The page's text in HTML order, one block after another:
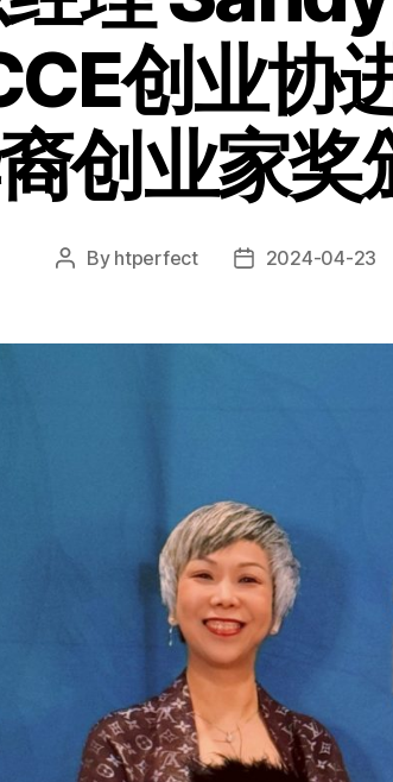
创业协
创业家奖
By htperfect 2024-04-23